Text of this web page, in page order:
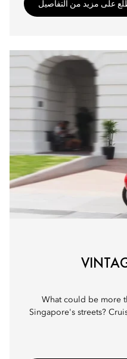
على مزيد من التفاصيل
What could be more
Singapore's streets?